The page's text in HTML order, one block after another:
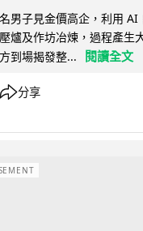
男子見金價高企，利用 AI
爐及作坊冶煉，過程產生
到場揭發整...
閱讀全文
分享